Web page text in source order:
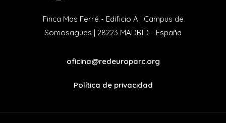
Finca Mas Ferré - Edificio A | Campus de
Somosaguas | 28223 MADRID - España
oficina@redeuroparc.org
Política de privacidad